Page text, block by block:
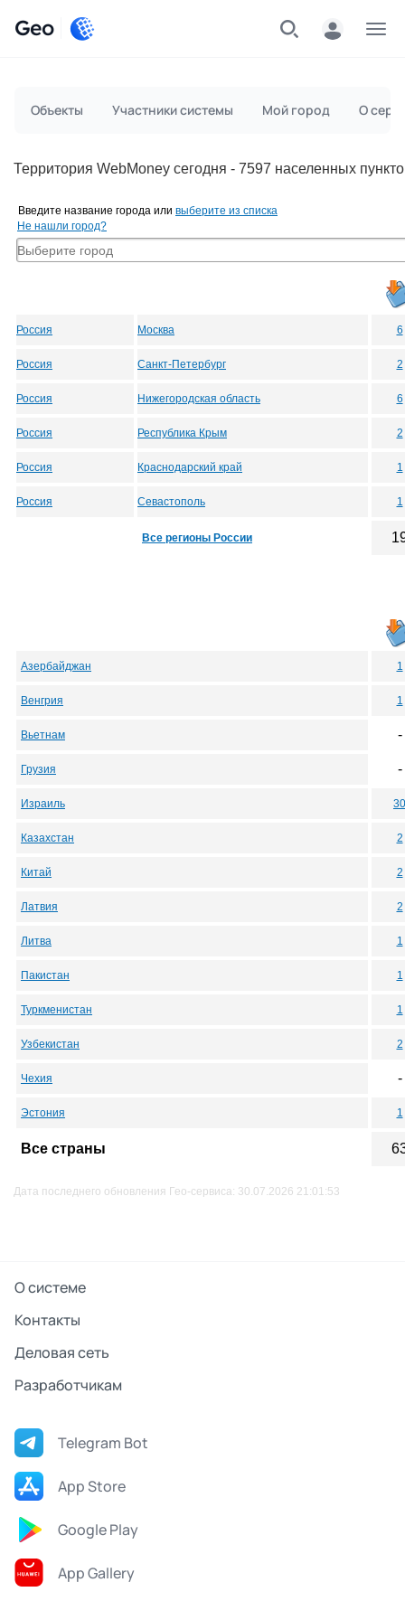
Geo
Объекты Участники системы Мой город О
Территория WebMoney сегодня - 7597 населенных
Введите название города или выберите из списка
Не нашли город?
Россия Москва 6
Россия Санкт-Петербург 2
Россия Нижегородская область 6
Россия Республика Крым 2
Россия Краснодарский край 1
Россия Севастополь 1
Все регионы России
Азербайджан 1
Венгрия 1
Вьетнам -
Грузия -
Израиль 30
Казахстан 2
Китай 2
Латвия 2
Литва 1
Пакистан 1
Туркменистан 1
Узбекистан 2
Чехия -
Эстония 1
Все страны
Дата последнего обновления Гео-сервиса: 30.07.2026 21:01:53
О системе
Контакты
Деловая сеть
Разработчикам
Telegram Bot
App Store
Google Play
App Gallery